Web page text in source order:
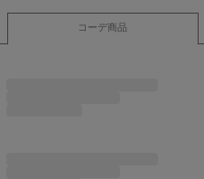
コーデ商品